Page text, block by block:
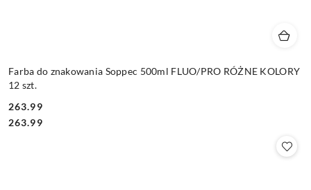
Farba do znakowania Soppec 500ml FLUO/PRO RÓŻNE KOLORY
12 szt.
Cena:
263.99
Cena:
263.99